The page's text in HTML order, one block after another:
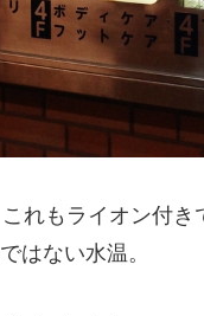
れもライオン付
はない水温。